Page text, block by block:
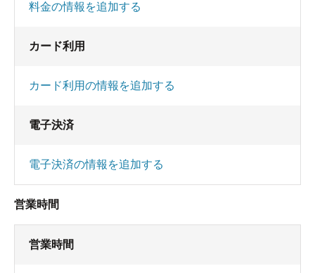
料金の情報を追加する
カード利用
カード利用の情報を追加する
電子決済
電子決済の情報を追加する
営業時間
営業時間